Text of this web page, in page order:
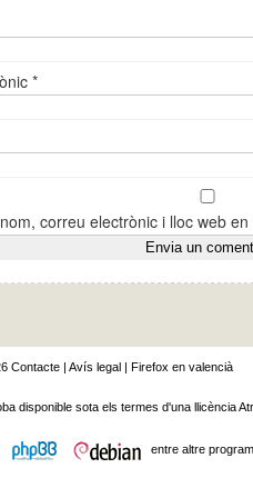
*
correu electrònic i lloc web
Contacte| Avís legal| Firefox en valencià
disponible sota els termes d'una llicència
entre altre